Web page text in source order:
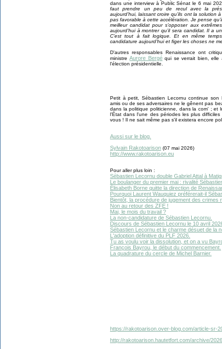
dans une interview à Public Sénat le 6 mai
faut prendre un peu de recul avec la
aujourd’hui, laissant croire qu’ils ont la
pas favorable à cette accélération. Je pense
meilleur candidat pour s’opposer aux
aujourd’hui à montrer qu’il sera candidat. Il a
C’est tout à fait logique. Et en même
candidature aujourd’hui et figer les choses ne
D'autres responsables Renaissance ont
ministreAurore Bergéqui se verrait bien, elle
l'élection présidentielle.
Petit à petit, Sébastien Lecornu continue
amis ou de ses adversaires ne le gênent pas
dans la politique politicienne, dans la com' ; et
l'État dans l'une des périodes les plus
vous ! Il ne sait même pas s'il existera encore
Aussi sur le blog.
Sylvain Rakotoarison (07 mai 2026)
http://www.rakotoarison.eu
Pour aller plus loin :
Sébastien Lecornu double Gabriel Attal à
Le boulanger du premier mai : rivalité
Élisabeth Borne quitte la direction de
Pourquoi Laurent Wauquiez préférerait-il
Bientôt, la procédure de jugement des crimes
Non au retour des ZFE !
Mai, le mois du travail ?
La non-candidature de Sébastien Lecornu.
Discours de Sébastien Lecornu le 10 avril
Sébastien Lecornu et le charme désuet de la
L'adoption définitive du PLF 2026.
Tu as voulu voir la dissolution, et on a vu
François Bayrou, le début du commencement.
La quadrature du cercle de Michel Barnier.
https://rakotoarison.over-blog.com/article-sr-
http://rakotoarison.hautetfort.com/archive/